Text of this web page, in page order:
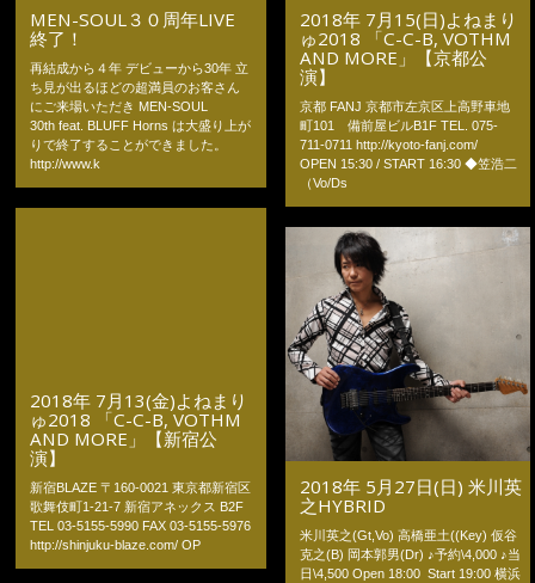
MEN-SOUL３０周年LIVE
終了！
再結成から４年 デビューから30年 立
ち見が出るほどの超満員のお客さん
にご来場いただき MEN-SOUL
30th feat. BLUFF Horns は大盛り上が
りで終了することができました。
http://www.k
2018年 7月15(日)よねまり
ゅ2018 「C-C-B, VOTHM
AND MORE」【京都公
演】
京都 FANJ 京都市左京区上高野車地
町101 備前屋ビルB1F TEL. 075-
711-0711 http://kyoto-fanj.com/
OPEN 15:30 / START 16:30 ◆笠浩二
（Vo/Ds
2018年 7月13(金)よねまり
ゅ2018 「C-C-B, VOTHM
AND MORE」【新宿公
演】
新宿BLAZE 〒160-0021 東京都新宿区
歌舞伎町1-21-7 新宿アネックス B2F
TEL 03-5155-5990 FAX 03-5155-5976
http://shinjuku-blaze.com/ OP
2018年 5月27日(日) 米川英
之HYBRID
米川英之(Gt,Vo) 高橋亜土((Key) 仮谷
克之(B) 岡本郭男(Dr) ♪予約\4,000 ♪当
日\4,500 Open 18:00 Start 19:00 横浜